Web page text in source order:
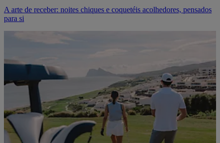
A arte de receber: noites chiques e coquetéis acolhedores, pensados
para si